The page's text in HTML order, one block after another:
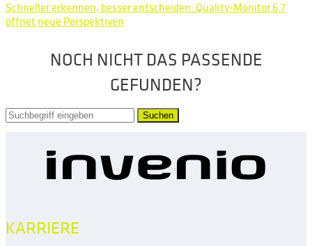
Schneller erkennen, besser entscheiden: Quality-Monitor 6.7
öffnet neue Perspektiven
NOCH NICHT DAS PASSENDE
GEFUNDEN?
Suchen
KARRIERE